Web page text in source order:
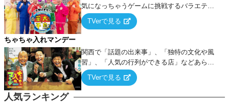
人気ランキング
気になっちゃうゲームに挑戦するバラエティ
ー！
TVerで見る
ちゃちゃ入れマンデー
関西で「話題の出来事」、「独特の文化や風
習」、「人気の行列ができる店」などあらゆ
るテーマについて好き放題にちゃちゃを入れ
ていく関西色を前面に押し出したトークバラ
TVerで見る